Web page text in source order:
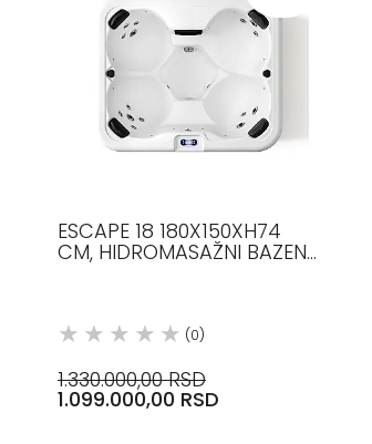
ESCAPE 18 180X150XH74
CM, HIDROMASAŽNI BAZEN
(0)
1.330.000,00 RSD
1.099.000,00 RSD